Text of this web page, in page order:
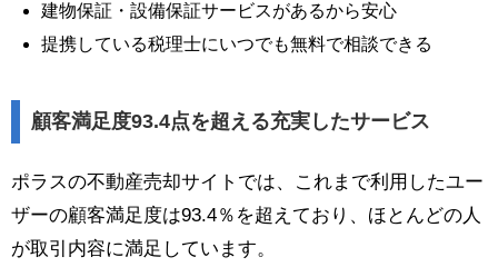
建物保証・設備保証サービスがあるから安心
提携している税理士にいつでも無料で相談できる
顧客満足度93.4点を超える充実したサービス
ポラスの不動産売却サイトでは、これまで利用したユー
ザーの顧客満足度は93.4％を超えており、ほとんどの人
が取引内容に満足しています。